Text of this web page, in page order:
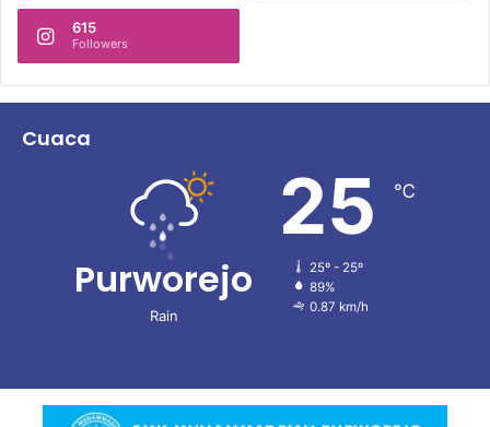
615
Followers
Cuaca
Purworejo
Rain
25 ℃
25º - 25º
89%
0.87 km/h